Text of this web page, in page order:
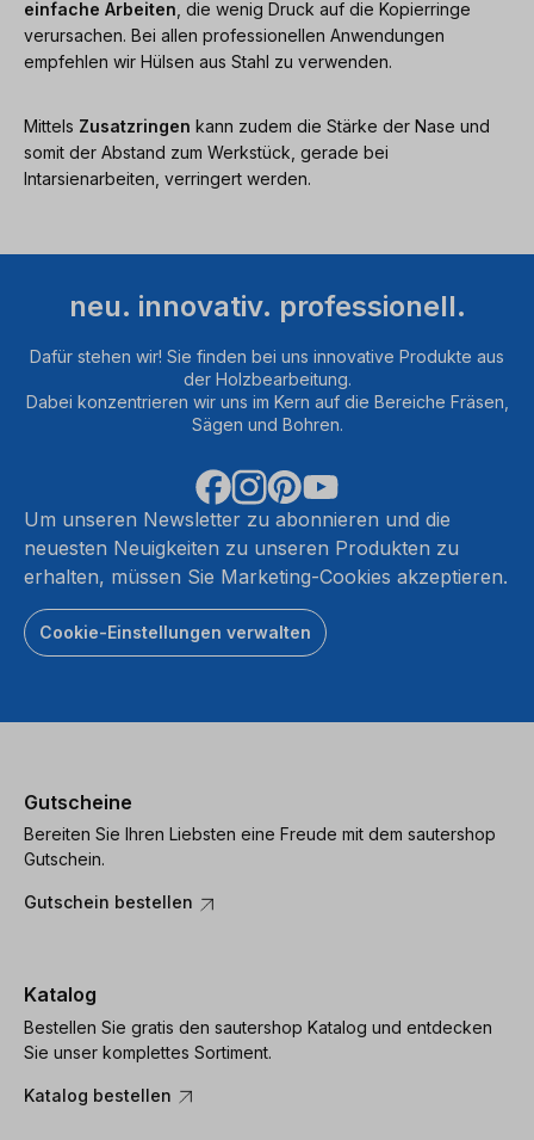
einfache Arbeiten , die wenig Druck auf die Kopierringe
verursachen. Bei allen professionellen Anwendungen
empfehlen wir Hülsen aus Stahl zu verwenden.
Mittels Zusatzringen kann zudem die Stärke der Nase und
somit der Abstand zum Werkstück, gerade bei
Intarsienarbeiten, verringert werden.
neu. innovativ. professionell.
Dafür stehen wir! Sie finden bei uns innovative Produkte aus
der Holzbearbeitung.
Dabei konzentrieren wir uns im Kern auf die Bereiche Fräsen,
Sägen und Bohren.
Um unseren Newsletter zu abonnieren und die
neuesten Neuigkeiten zu unseren Produkten zu
erhalten, müssen Sie Marketing-Cookies akzeptieren.
Cookie-Einstellungen verwalten
Gutscheine
Bereiten Sie Ihren Liebsten eine Freude mit dem sautershop
Gutschein.
Gutschein bestellen
Katalog
Bestellen Sie gratis den sautershop Katalog und entdecken
Sie unser komplettes Sortiment.
Katalog bestellen